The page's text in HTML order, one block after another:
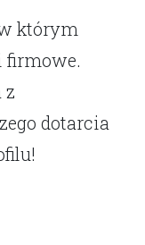
którym
firmowe.
z
dotarcia